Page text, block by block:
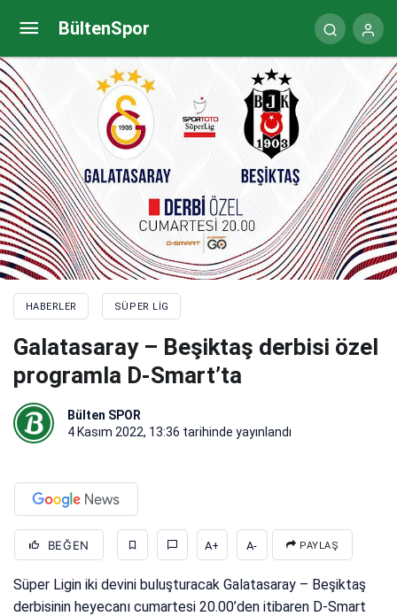
BültenSpor
HABERLER SÜPER LIG
Galatasaray – Beşiktaş derbisi özel
programla D-Smart’ta
Bülten SPOR
4 Kasım 2022, 13:36 tarihinde yayınlandı
BEĞEN A+ A- PAYLAŞ
Süper Ligin iki devini buluşturacak Galatasaray – Beşiktaş
derbisinin heyecanı cumartesi 20.00’den itibaren D-Smart
Galatasaray – Beşiktaş: Gerçek bir taktik savaşı